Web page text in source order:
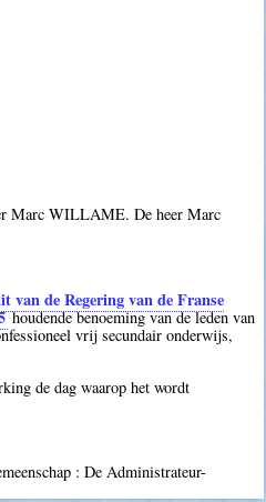
Marc WILLAME. De heer Marc
van de Regering van de Franse
houdende benoeming van de leden van
vrij secundair onderwijs,
de dag waarop het wordt
: De Administrateur-